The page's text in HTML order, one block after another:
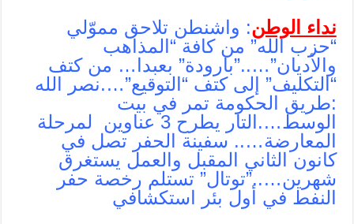
نداء الوطن: واشنطن تلاحق مموّلي
“حزب الله” من كافة “المذاهب
والأديان”…..”بارودة” بعبدا… من كتف
“التكليف” إلى كتف “التوقيع”….نصر الله
:طريق الحكومة تمر في بيت
الوسط….التار يطرح 3 عناوين لمرحلة
المعارضة….. سفينة الحفر تصل في
كانون الثاني المقبل والعمل يستغرق
شهرين…..”توتال” تستلم رخصة حفر
النفط في أول بئر استكشافي